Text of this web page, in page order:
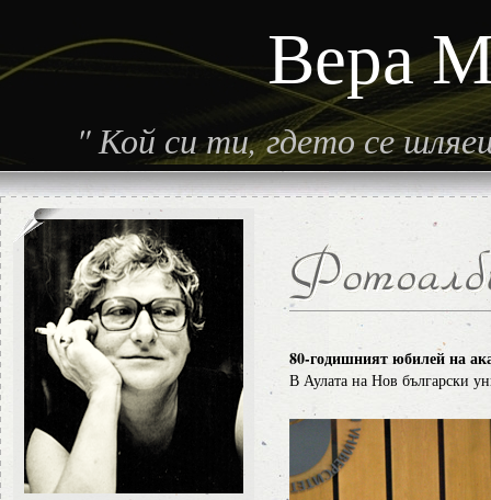
Вера
"Кой си ти, гдето се
80-годишният юбилей на
В Аулата на Нов български